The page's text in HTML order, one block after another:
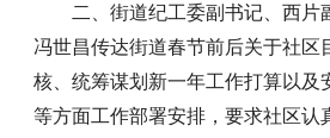
二、街道纪工委副书记、西片
冯世昌传达街道春节前后关于社区
核、统筹谋划新一年工作打算以及
等方面工作部署安排，要求社区认